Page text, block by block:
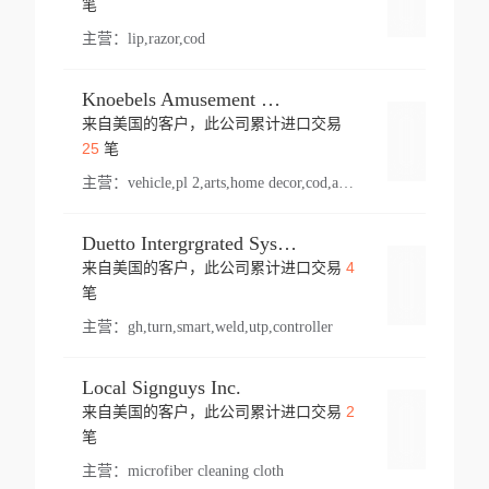
笔
主营： lip,razor,cod
Knoebels Amusement Resort
来自美国的客户，此公司累计进口交易
25笔
主营： vehicle,pl 2,arts,home decor,cod,amusement ride,sea
Duetto Intergrgrated Systems Inc.
来自美国的客户，此公司累计进口交易 4
笔
主营： gh,turn,smart,weld,utp,controller
Local Signguys Inc.
来自美国的客户，此公司累计进口交易 2
笔
主营： microfiber cleaning cloth